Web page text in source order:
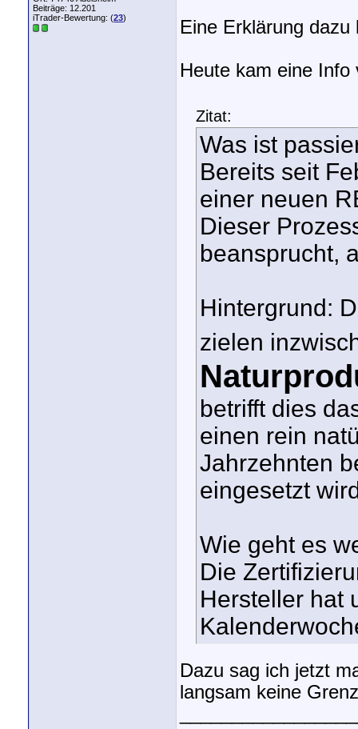
Beiträge: 12.201
iTrader-Bewertung: (23) Eine Erklärung
Heute kam eine
Zitat:
Was ist
Bereits seit
einer neuen
Dieser
beansprucht,
Hintergrund:
zielen
betrifft dies
einen rein
Jahrzehnten
eingesetzt
Wie geht es
Die
Hersteller hat
Dazu sag ich jetzt
langsam keine